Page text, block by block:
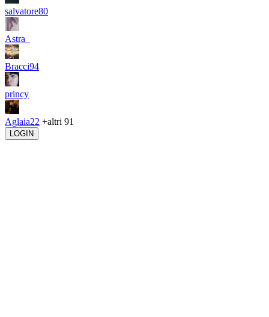
salvatore80
Astra_
Bracci94
princy
Aglaia22 +altri 91
LOGIN